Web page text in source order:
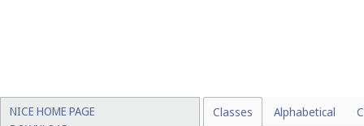
NICE HOME PAGE
Classes Alphabetical